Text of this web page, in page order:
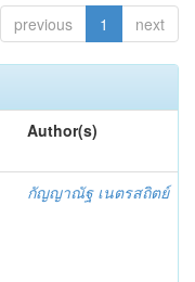
previous 1 next
Author(s)
กัญญาณัฐ เนตรสถิตย์